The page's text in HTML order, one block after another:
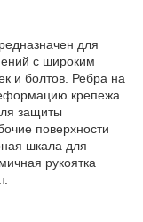
для
с широким
и болтов. Ребра на
крепежа.
защиты
поверхности
шкала для
рукоятка